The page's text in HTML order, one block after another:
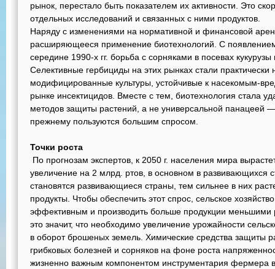
рынок, перестало быть показателем их активности. Это
отдельных исследований и связанных с ними продуктов.
Наряду с изменениями на нормативной и финансовой
расширяющееся применение биотехнологий. С
середине 1990-х гг. борьба с сорняками в посевах
Селективные гербициды на этих рынках стали практически
модифицированные культуры, устойчивые к насекомым-
рынке инсектицидов. Вместе с тем, биотехнология стала
методов защиты растений, а не универсальной панацеей
прежнему пользуются большим спросом.
Точки роста
По прогнозам экспертов, к 2050 г. населения мира
увеличение на 2 млрд. ртов, в основном в развивающихся
становятся развивающиеся страны, тем сильнее в них
продукты. Чтобы обеспечить этот спрос, сельское
эффективным и производить больше продукции меньшими
это значит, что необходимо увеличение урожайности
в оборот брошеных земель. Химические средства защиты
грибковых болезней и сорняков на фоне роста
жизненно важным компонентом инструментария фермера